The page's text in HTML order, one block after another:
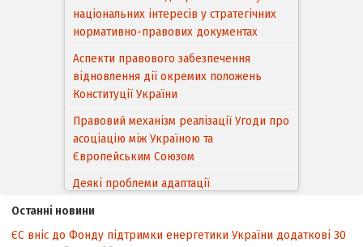
національних інтересів у стратегічних
нормативно-правових документах
Аспекти правового забезпечення
відновлення дії окремих положень
Конституції України
Правовий механізм реалізації Угоди про
асоціацію між Україною та
Європейським Cоюзом
Деякі проблеми адаптації
законодавства України щодо зазначення
Угоди про торговельні аспекти прав
інтелектуальної власності (TRIPS) у
Останні новини
ЄС вніс до Фонду підтримки енергетики України додаткові 30